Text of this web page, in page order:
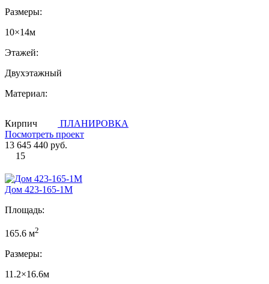
Размеры:
10×14м
Этажей:
Двухэтажный
Материал:
Кирпич
ПЛАНИРОВКА
Посмотреть проект
13 645 440 руб.
15
Дом 423-165-1М
Площадь:
165.6 м2
Размеры:
11.2×16.6м